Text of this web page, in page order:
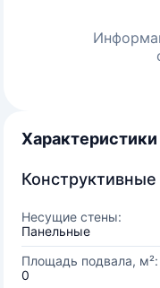
Характеристики
Несущие стены:
Панельные
Площадь подвала, м²:
0